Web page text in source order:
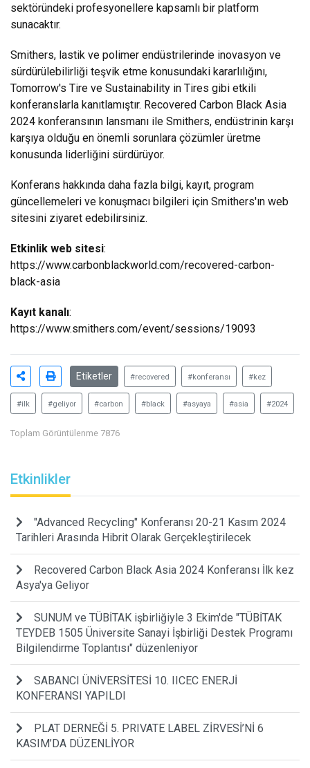
sektöründeki profesyonellere kapsamlı bir platform
sunacaktır.
Smithers, lastik ve polimer endüstrilerinde inovasyon ve
sürdürülebilirliği teşvik etme konusundaki kararlılığını,
Tomorrow's Tire ve Sustainability in Tires gibi etkili
konferanslarla kanıtlamıştır. Recovered Carbon Black Asia
2024 konferansının lansmanı ile Smithers, endüstrinin karşı
karşıya olduğu en önemli sorunlara çözümler üretme
konusunda liderliğini sürdürüyor.
Konferans hakkında daha fazla bilgi, kayıt, program
güncellemeleri ve konuşmacı bilgileri için Smithers'ın web
sitesini ziyaret edebilirsiniz.
Etkinlik web sitesi:
https://www.carbonblackworld.com/recovered-carbon-
black-asia
Kayıt kanalı:
https://www.smithers.com/event/sessions/19093
Etiketler #recovered #konferansı #kez
#ilk #geliyor #carbon #black #asyaya #asia #2024
Toplam Görüntülenme 7876
Etkinlikler
"Advanced Recycling" Konferansı 20-21 Kasım 2024
Tarihleri Arasında Hibrit Olarak Gerçekleştirilecek
Recovered Carbon Black Asia 2024 Konferansı İlk kez
Asya'ya Geliyor
SUNUM ve TÜBİTAK işbirliğiyle 3 Ekim'de "TÜBİTAK
TEYDEB 1505 Üniversite Sanayi İşbirliği Destek Programı
Bilgilendirme Toplantısı" düzenleniyor
SABANCI ÜNİVERSİTESİ 10. IICEC ENERJİ
KONFERANSI YAPILDI
PLAT DERNEĞİ 5. PRIVATE LABEL ZİRVESİ’Nİ 6
KASIM’DA DÜZENLİYOR